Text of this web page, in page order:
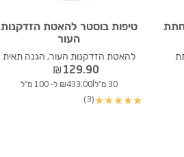
טיפות בוסטר להאטת הזדקנות
העור
להאטת הזדקנות העור, הגנה תאית
₪129.90
30 מ"ל |₪433.00 ל- 100 מ"ל
★
★
★
★
★
(3)